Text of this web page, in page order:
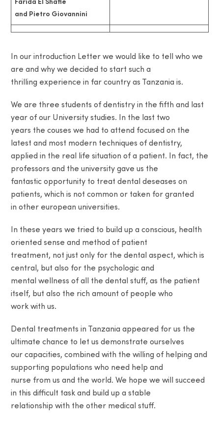
Farida El Shafie
and Pietro Giovannini
In our introduction Letter we would like to tell who we
are and why we decided to start such a
thrilling experience in far country as Tanzania is.
We are three students of dentistry in the fifth and last
year of our University studies. In the last two
years the couses we had to attend focused on the
latest and most modern techniques of dentistry,
applied in the real life situation of a patient. In fact, the
professors and the university gave us the
fantastic opportunity to treat dental deseases on
patients, which is not common or taken for granted
in other european universities.
In these years we tried to build up a conscious, health
oriented sense and method of patient
treatment, not just only for the dental aspect, which is
central, but also for the psychologic and
mental wellness of all the dental stuff, as the patient
itself, but also the rich amount of people who
work with us.
Dental treatments in Tanzania appeared for us the
ultimate chance to let us demonstrate ourselves
our capacities, combined with the willing of helping and
supporting populations who need help and
nurse from us and the world. We hope we will succeed
in this difficult task and build up a stable
relationship with the other medical stuff.